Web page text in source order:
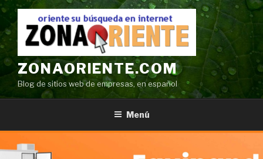
Ir
contenido
ZONAORIENTE.COM
Blog de sitios web de empresas, en español
Menú